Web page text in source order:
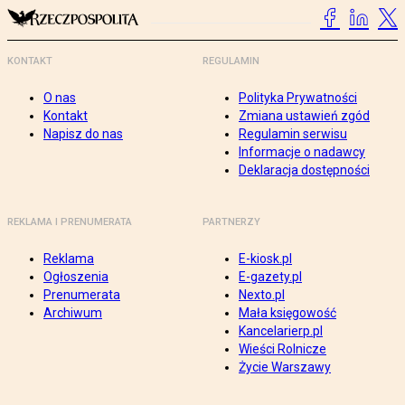
KONTAKT
O nas
Kontakt
Napisz do nas
REGULAMIN
Polityka Prywatności
Zmiana ustawień zgód
Regulamin serwisu
Informacje o nadawcy
Deklaracja dostępności
REKLAMA I PRENUMERATA
Reklama
Ogłoszenia
Prenumerata
Archiwum
PARTNERZY
E-kiosk.pl
E-gazety.pl
Nexto.pl
Mała księgowość
Kancelarierp.pl
Wieści Rolnicze
Życie Warszawy